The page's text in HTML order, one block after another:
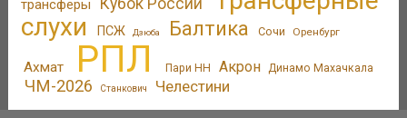
трансферы
Кубок России
слухи
ПСЖ Дзюба Балтика Сочи Оренбург
Ахмат РПЛ Пари НН Акрон Динамо Махачкала
ЧМ-2026 Станкович Челестини